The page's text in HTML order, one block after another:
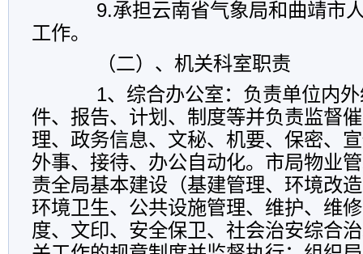
9.承担云南省气象局和曲靖市人
工作。
（二）、机关科室职责
1、综合办公室：负责单位内外
件、报告、计划、制度等并负责监督
理、政务信息、文秘、机要、保密、
外事、接待、办公自动化。市局物业
责全局基本建设（基建管理、环境改
环境卫生、公共设施管理、维护、维
度、文印、安全保卫、社会治安综合